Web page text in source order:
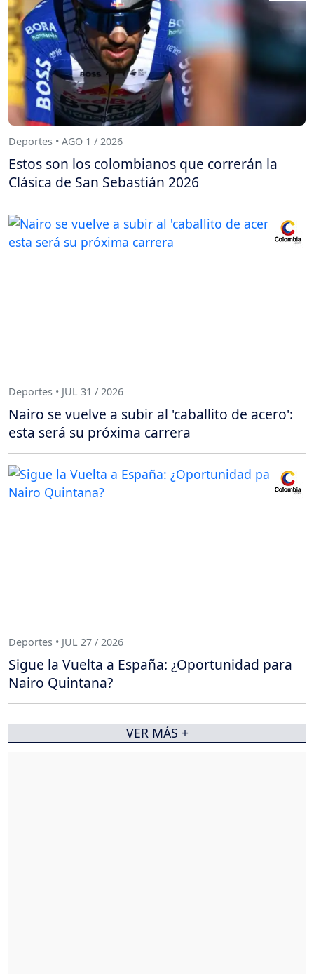
Deportes • AGO 1 / 2026
Estos son los colombianos que correrán la
Clásica de San Sebastián 2026
Deportes • JUL 31 / 2026
Nairo se vuelve a subir al 'caballito de acero':
esta será su próxima carrera
Deportes • JUL 27 / 2026
Sigue la Vuelta a España: ¿Oportunidad para
Nairo Quintana?
VER MÁS +